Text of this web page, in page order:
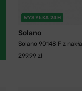
WYSYŁKA 24H
Solano
Solano 90148 F z
299,99 zł